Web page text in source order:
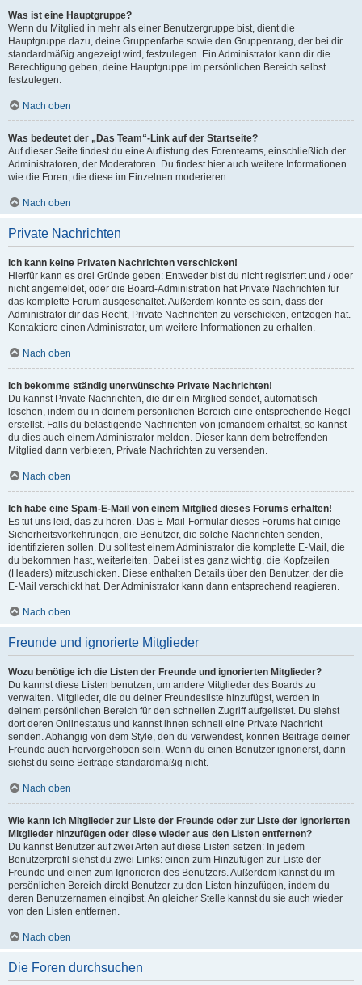
Was ist eine Hauptgruppe?
Wenn du Mitglied in mehr als einer Benutzergruppe bist, dient die
Hauptgruppe dazu, deine Gruppenfarbe sowie den Gruppenrang, der bei dir
standardmäßig angezeigt wird, festzulegen. Ein Administrator kann dir die
Berechtigung geben, deine Hauptgruppe im persönlichen Bereich selbst
festzulegen.
Nach oben
Was bedeutet der „Das Team“-Link auf der Startseite?
Auf dieser Seite findest du eine Auflistung des Forenteams, einschließlich der
Administratoren, der Moderatoren. Du findest hier auch weitere Informationen
wie die Foren, die diese im Einzelnen moderieren.
Nach oben
Private Nachrichten
Ich kann keine Privaten Nachrichten verschicken!
Hierfür kann es drei Gründe geben: Entweder bist du nicht registriert und / oder
nicht angemeldet, oder die Board-Administration hat Private Nachrichten für
das komplette Forum ausgeschaltet. Außerdem könnte es sein, dass der
Administrator dir das Recht, Private Nachrichten zu verschicken, entzogen hat.
Kontaktiere einen Administrator, um weitere Informationen zu erhalten.
Nach oben
Ich bekomme ständig unerwünschte Private Nachrichten!
Du kannst Private Nachrichten, die dir ein Mitglied sendet, automatisch
löschen, indem du in deinem persönlichen Bereich eine entsprechende Regel
erstellst. Falls du belästigende Nachrichten von jemandem erhältst, so kannst
du dies auch einem Administrator melden. Dieser kann dem betreffenden
Mitglied dann verbieten, Private Nachrichten zu versenden.
Nach oben
Ich habe eine Spam-E-Mail von einem Mitglied dieses Forums erhalten!
Es tut uns leid, das zu hören. Das E-Mail-Formular dieses Forums hat einige
Sicherheitsvorkehrungen, die Benutzer, die solche Nachrichten senden,
identifizieren sollen. Du solltest einem Administrator die komplette E-Mail, die
du bekommen hast, weiterleiten. Dabei ist es ganz wichtig, die Kopfzeilen
(Headers) mitzuschicken. Diese enthalten Details über den Benutzer, der die
E-Mail verschickt hat. Der Administrator kann dann entsprechend reagieren.
Nach oben
Freunde und ignorierte Mitglieder
Wozu benötige ich die Listen der Freunde und ignorierten Mitglieder?
Du kannst diese Listen benutzen, um andere Mitglieder des Boards zu
verwalten. Mitglieder, die du deiner Freundesliste hinzufügst, werden in
deinem persönlichen Bereich für den schnellen Zugriff aufgelistet. Du siehst
dort deren Onlinestatus und kannst ihnen schnell eine Private Nachricht
senden. Abhängig von dem Style, den du verwendest, können Beiträge deiner
Freunde auch hervorgehoben sein. Wenn du einen Benutzer ignorierst, dann
siehst du seine Beiträge standardmäßig nicht.
Nach oben
Wie kann ich Mitglieder zur Liste der Freunde oder zur Liste der ignorierten
Mitglieder hinzufügen oder diese wieder aus den Listen entfernen?
Du kannst Benutzer auf zwei Arten auf diese Listen setzen: In jedem
Benutzerprofil siehst du zwei Links: einen zum Hinzufügen zur Liste der
Freunde und einen zum Ignorieren des Benutzers. Außerdem kannst du im
persönlichen Bereich direkt Benutzer zu den Listen hinzufügen, indem du
deren Benutzernamen eingibst. An gleicher Stelle kannst du sie auch wieder
von den Listen entfernen.
Nach oben
Die Foren durchsuchen